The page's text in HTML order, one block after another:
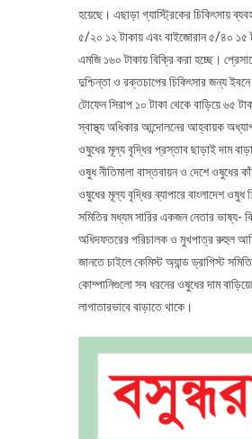
হয়েছে। এছাড়া গ্যাস্ট্রিকের চিকিৎসায়
৫/২০ ১২ টাকায় এবং বাইজোরান ৫/৪০ ১৫
এমজি ১৬০ টাকায় বিক্রি করা হচ্ছে।
দুশ্চিন্তা ও রক্তচাপের চিকিৎসার জন্য
টোফেন সিরাপ ১০ টাকা থেকে বাড়িয়ে ৬৫
স্বাস্থ্য অধিকার আন্দোলনের আহ্বায়ক
ওষুধের মূল্য বৃদ্ধির প্রস্তাব ছাড়াই দাম
ওষুধ নীতিমালা বাস্তবায়ন ও দেশে ওষুধের
ওষুধের মূল্য বৃদ্ধির ব্যাপারে বাংলাদেশ ওষুধ
সমিতির মধ্যম সারির একজন নেতার ভাষ্য-
অধিদফতরের পরিচালক ও মুখপাত্র রুহুল
জানতে চাইলে কেমিস্ট অ্যান্ড ড্রাগিস্ট
কোম্পানিগুলো সব ধরনের ওষুধের দাম
লাগাতারভাবে বাড়াতে থাকে।